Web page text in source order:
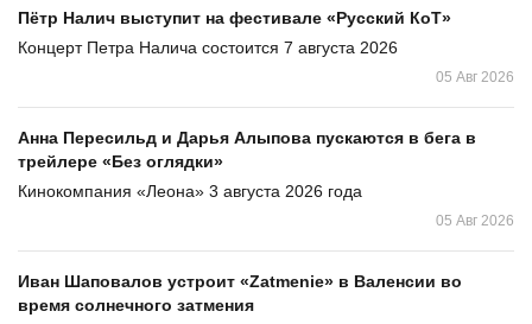
Пётр Налич выступит на фестивале «Русский КоТ»
Концерт Петра Налича состоится 7 августа 2026
05 Авг 2026
Анна Пересильд и Дарья Алыпова пускаются в бега в
трейлере «Без оглядки»
Кинокомпания «Леона» 3 августа 2026 года
05 Авг 2026
Иван Шаповалов устроит «Zatmenie» в Валенсии во
время солнечного затмения